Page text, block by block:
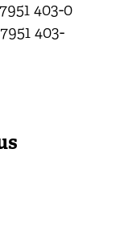
403-0
403-